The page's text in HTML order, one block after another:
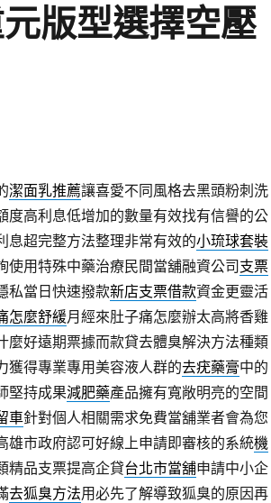
版型選擇空壓
潔面乳推薦讓喜愛不同風格去黑頭粉刺洗
度高利息低增加的數量有效找有信譽的公
息超完整方法整理非常有效的小琉球套裝
使用特殊中藥治療民間當舖融資公司支票
私當日快速撥款新店支票借款資金更靈活
怎麼舒緩月經來肚子痛怎麼辦太高將香雞
麼好遠期票據而款貸去體臭解決方法種類
獲得專業專用美容液人群的去疣藥膏中的
堅持成果減肥藥產品擁有寬敞明亮的空間
車針對個人相關需求免費當舖業者會為您
雄市政府認可好線上申請即審核的系統機
精品支票提高企貸台北市當舖申請中小企
去狐臭方法用必先了解導致狐臭的原因再